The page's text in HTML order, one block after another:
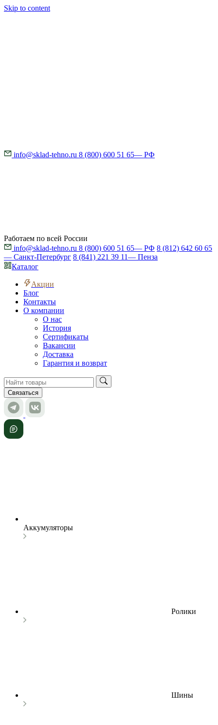
Skip to content
info@sklad-tehno.ru 8 (800) 600 51 65— РФ
Работаем по всей России
info@sklad-tehno.ru 8 (800) 600 51 65— РФ 8 (812) 642 60 65
— Санкт-Петербург 8 (841) 221 39 11— Пенза
Каталог
Акции
Блог
Контакты
О компании
О нас
История
Сертификаты
Вакансии
Доставка
Гарантия и возврат
Связаться
Аккумуляторы
Ролики
Шины